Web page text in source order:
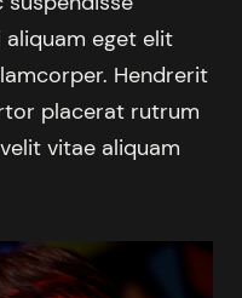
aliquam eget elit
Hendrerit
placerat rutrum
vitae aliquam